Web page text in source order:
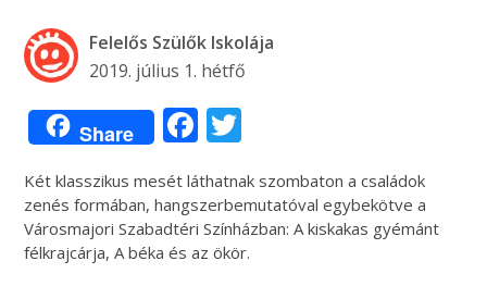
Felelős Szülők Iskolája
2019. július 1. hétfő
Share Facebook
Két klasszikus mesét láthatnak szombaton a családok
zenés formában, hangszerbemutatóval egybekötve a
Városmajori Szabadtéri Színházban: A kiskakas gyémánt
félkrajcárja, A béka és az ökör.